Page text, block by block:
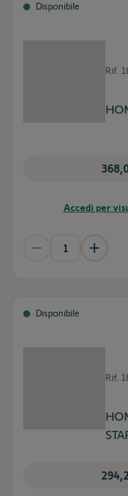
Disponibile
Rif.
Accedi per
Disponibile
Rif.